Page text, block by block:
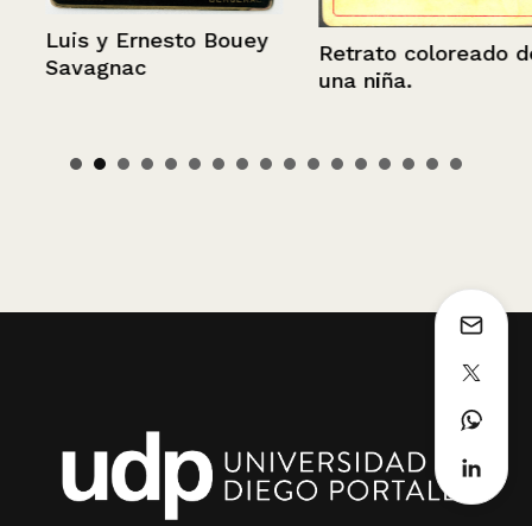
Luis y Ernesto Bouey
Savagnac
Retrato coloreado de
una niña.